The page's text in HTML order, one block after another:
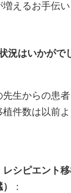
えるお手伝
況はいかがで
生からの患
件数は以前
シピエント
：